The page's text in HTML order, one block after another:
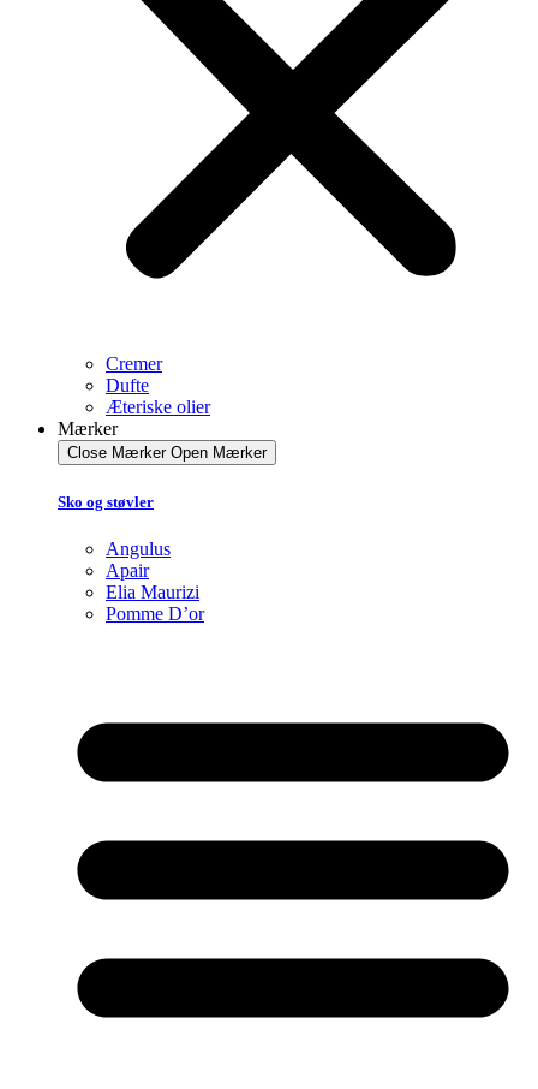
Cremer
Dufte
Æteriske olier
Mærker
Close Mærker Open Mærker
Sko og støvler
Angulus
Apair
Elia Maurizi
Pomme D’or